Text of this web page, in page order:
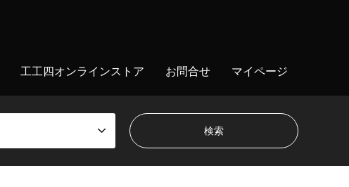
工工四オンラインストア お問合せ マイページ